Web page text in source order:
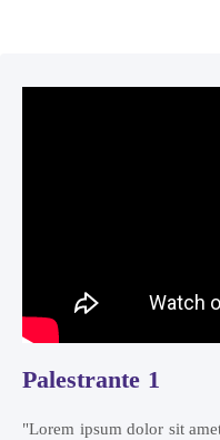
Palestrante 1
"Lorem ipsum dolor sit